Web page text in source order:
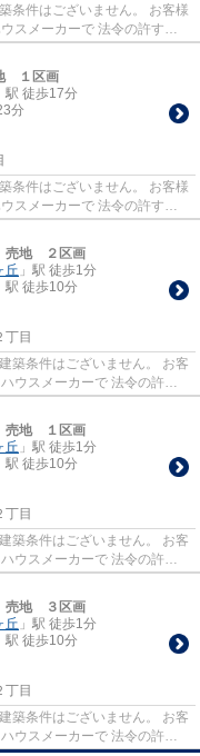
スメーカーで 法令の許す限
１区画
駅 徒歩17分
分
スメーカーで 法令の許す限
売地 ２区画
丘 」駅 徒歩1分
駅 徒歩10分
丁目
ウスメーカーで 法令の許す
...
売地 １区画
丘 」駅 徒歩1分
駅 徒歩10分
丁目
ウスメーカーで 法令の許す
...
売地 ３区画
丘 」駅 徒歩1分
駅 徒歩10分
丁目
ウスメーカーで 法令の許す